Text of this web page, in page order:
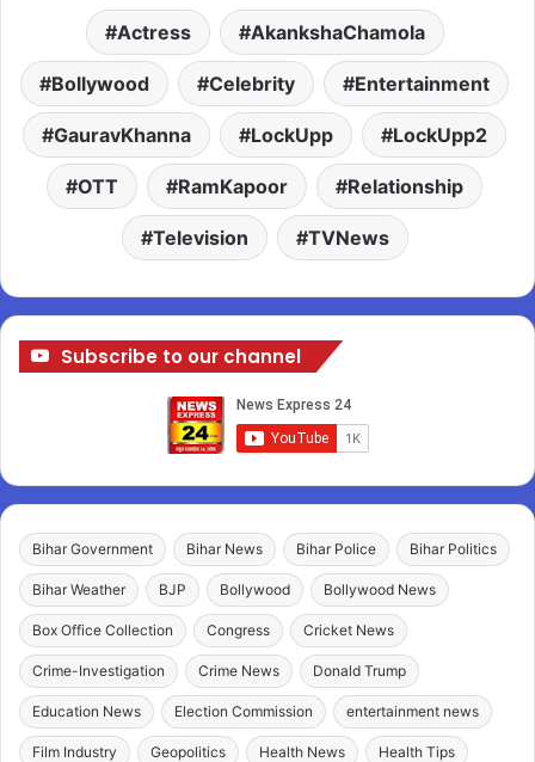
Actress AkankshaChamola
Bollywood Celebrity Entertainment
GauravKhanna LockUpp LockUpp2
OTT RamKapoor Relationship
Television TVNews
Subscribe to our channel
Bihar Government Bihar News Bihar Police Bihar Politics
Bihar Weather BJP Bollywood Bollywood News
Box Office Collection Congress Cricket News
Crime-Investigation Crime News Donald Trump
Education News Election Commission entertainment news
Film Industry Geopolitics Health News Health Tips